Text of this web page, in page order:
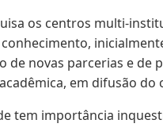
os centros multi-
novas parcerias e
em difusão
tem importância